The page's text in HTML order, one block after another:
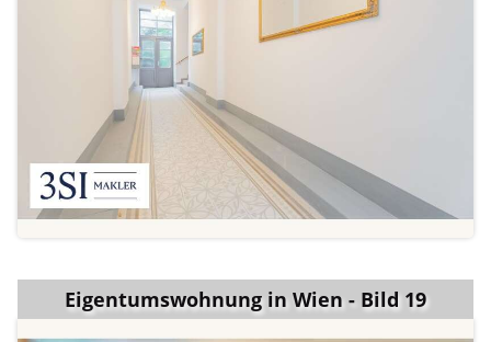
Eigentumswohnung in Wien - Bild 19